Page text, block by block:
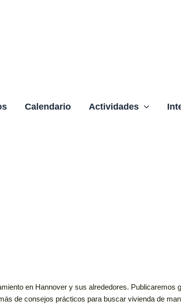
Calendario Actividades
en Hannover y sus alrededores.
de consejos prácticos para buscar vivienda de